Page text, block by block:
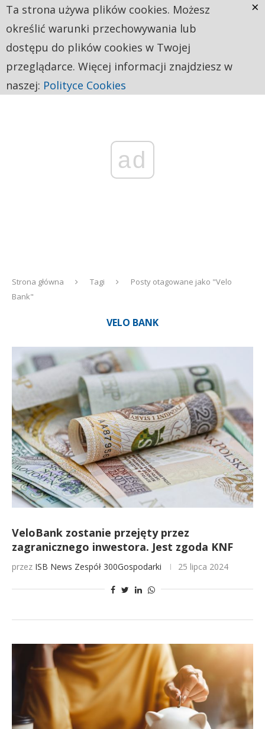
ad
Strona główna Tagi
Posty otagowane jako "Velo
Bank"
VELO BANK
VeloBank zostanie przejęty przez
zagranicznego inwestora. Jest zgoda KNF
przez ISB News Zespół 300Gospodarki 25 lipca 2024
Ta strona używa plików cookies. Możesz
określić warunki przechowywania lub
dostępu do plików cookies w Twojej
przeglądarce. Więcej informacji znajdziesz w
naszej: Polityce Cookies
×